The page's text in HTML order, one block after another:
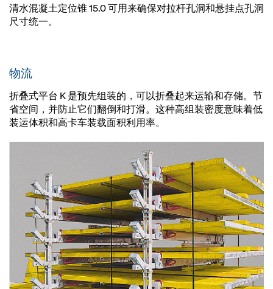
清水混凝土定位锥 15.0 可用来确保对拉杆孔洞和悬挂点孔洞
尺寸统一。
物流
折叠式平台 K 是预先组装的，可以折叠起来运输和存储。节
省空间，并防止它们翻倒和打滑。这种高组装密度意味着低
装运体积和高卡车装载面积利用率。